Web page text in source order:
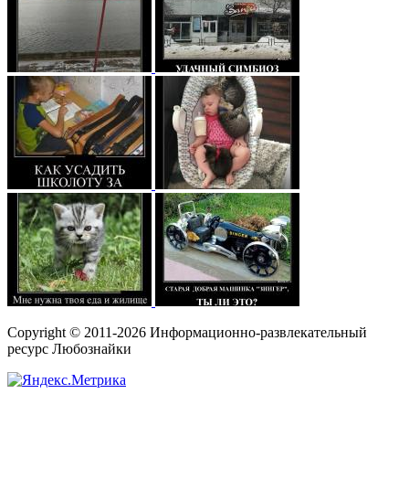
Copyright © 2011-2026 Информационно-развлекательный
ресурс Любознайки